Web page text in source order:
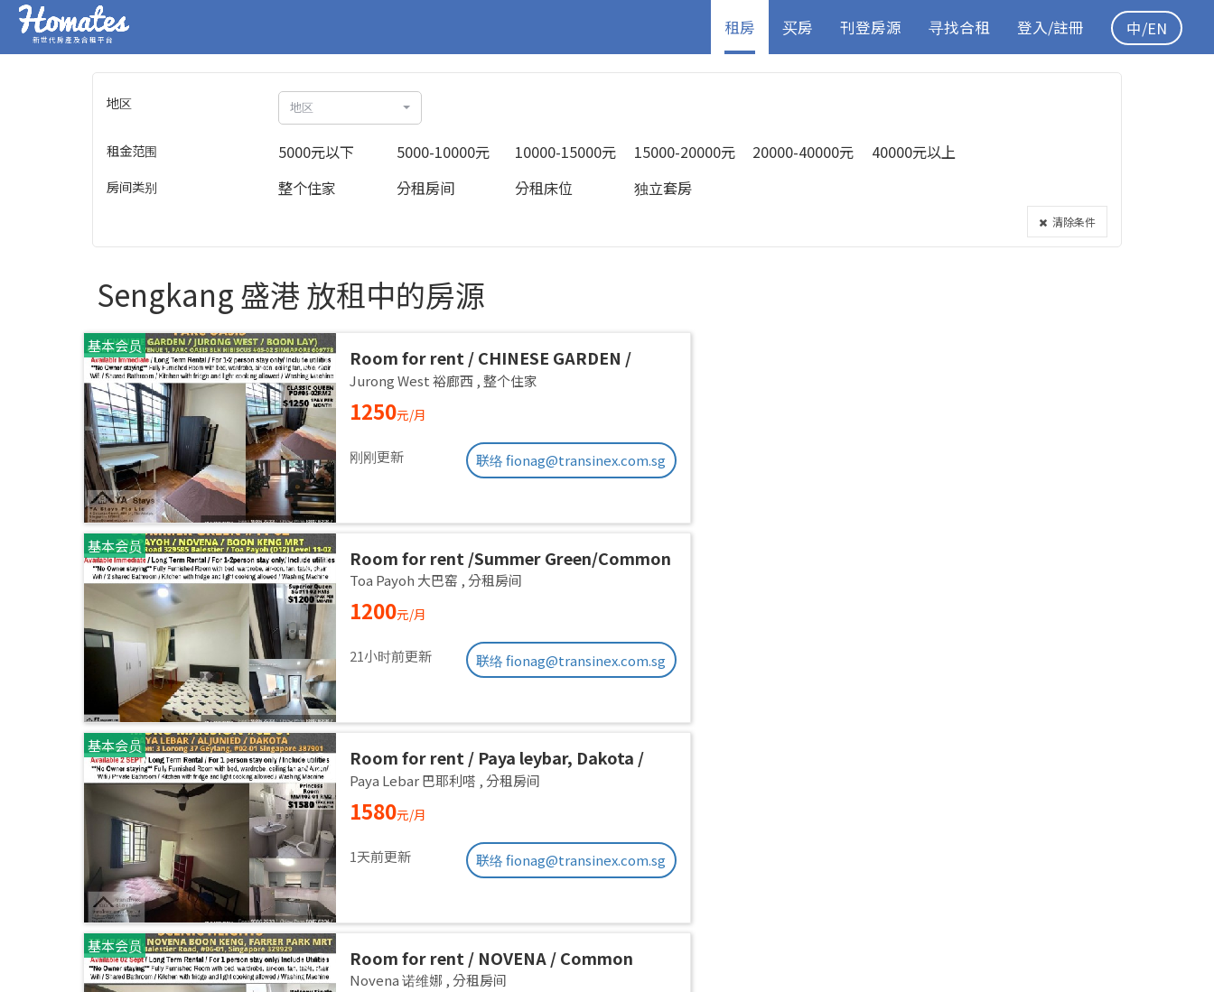
新世代房產及合租平台
租房 买房 刊登房源 寻找合租 登入/註冊 中/EN
地区 地区
租金范围 5000元以下 5000-10000元 10000-15000元 15000-20000元 20000-40000元 40000元以上
房间类别 整个住家 分租房间 分租床位 独立套房
清除条件
Sengkang 盛港 放租中的房源
基本会员
Room for rent / CHINESE GARDEN /
JURONG WEST / Common room / 1-2 pax
stay / Available Immediately
Jurong West 裕廊西 ,整个住家
1250元/月
刚刚更新 联络 fionag@transinex.com.sg
基本会员
Room for rent /Summer Green/Common
room/1 pax/Available Immediately
Toa Payoh 大巴窑 ,分租房间
1200元/月
21小时前更新 联络 fionag@transinex.com.sg
基本会员
Room for rent / Paya leybar, Dakota /
Master room / 1pax stay / Available 2
Sept
Paya Lebar 巴耶利嗒 ,分租房间
1580元/月
1天前更新 联络 fionag@transinex.com.sg
基本会员
Room for rent / NOVENA / Common
room / 1pax stay / Available Sept 2
Novena 诺维娜 ,分租房间